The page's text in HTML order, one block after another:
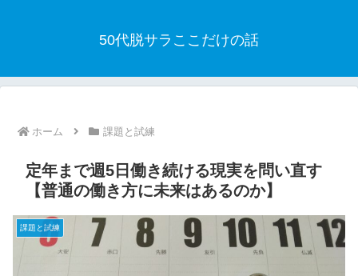
50代脱サラここだけの話
ホーム 課題と試練
定年まで週5日働き続ける現実を問い直す
【普通の働き方に未来はあるのか】
課題と試練